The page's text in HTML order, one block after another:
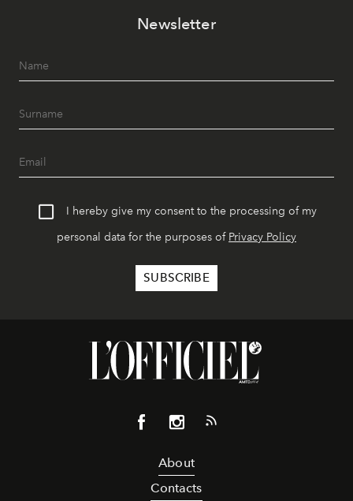
Newsletter
I hereby give my consent to the processing of my
personal data for the purposes of Privacy Policy
About
Contacts